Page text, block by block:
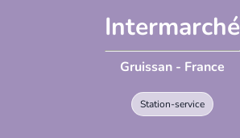
Intermarché
Gruissan - France
Station-service